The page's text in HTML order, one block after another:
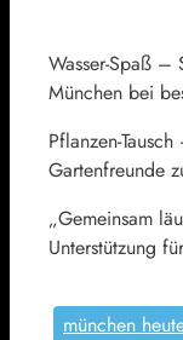
Wasser-Spaß –
München bei
Pflanzen-
Gartenfreunde
„Gemeinsam
Unterstützung
münchen